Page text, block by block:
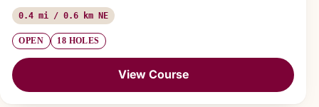
0.4 mi / 0.6 km NE
OPEN 18 HOLES
View Course